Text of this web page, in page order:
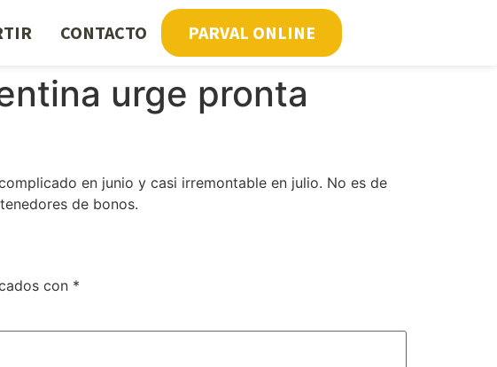
CONTACTO PARVAL ONLINE
urge pronta
en junio y casi irremontable en julio. No es de
de bonos.
con *